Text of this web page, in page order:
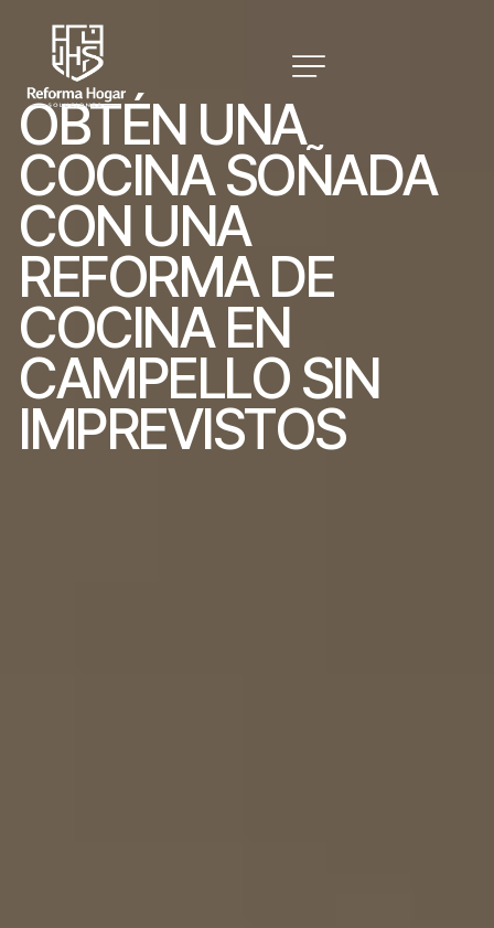
OBTÉN UNA
COCINA SOÑADA
CON UNA
REFORMA DE
COCINA EN
CAMPELLO SIN
IMPREVISTOS